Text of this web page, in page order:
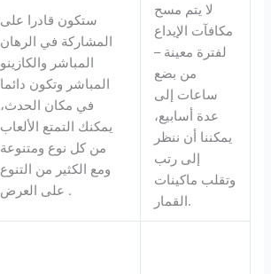
ستكون قادرا على
المشاركة في الرهان
المباشر والكازينو
المباشر وتكون دائما
في مكان الحدث،
يمكنك التمتع الألعاب
من كل نوع ومتنوعة
ومع الكثير من التنوع
على العرض .
لا يتم مسح
مكافآت الإيداع
لفترة معينة –
من بضع
ساعات إلى
عدة أسابيع،
يمكننا أن ننظر
إلى رتب
وتقلب ماكينات
القمار.